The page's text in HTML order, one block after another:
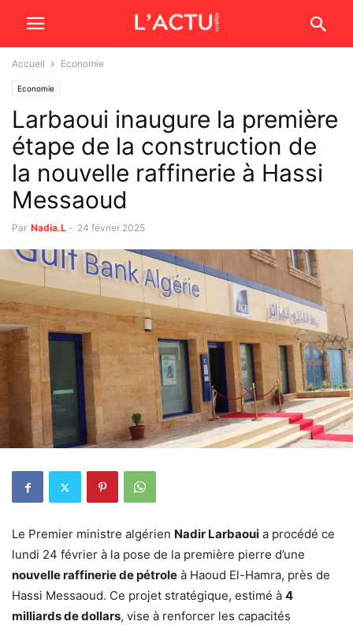
Accueil Economie
Economie
Larbaoui inaugure la première
étape de la construction de
la nouvelle raffinerie à Hassi
Messaoud
Par Nadia.L - 24 février 2025
Le Premier ministre algérien Nadir Larbaoui a procédé ce
lundi 24 février à la pose de la première pierre d’une
nouvelle raffinerie de pétrole à Haoud El-Hamra, près de
Hassi Messaoud. Ce projet stratégique, estimé à 4
milliards de dollars, vise à renforcer les capacités